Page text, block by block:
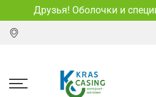
Друзья! Оболочки и